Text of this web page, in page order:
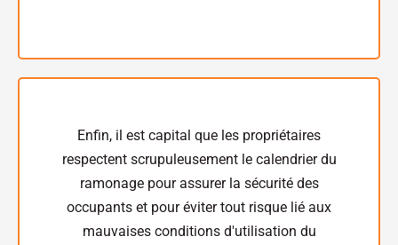
Enfin, il est capital que les propriétaires
respectent scrupuleusement le calendrier du
ramonage pour assurer la sécurité des
occupants et pour éviter tout risque lié aux
mauvaises conditions d'utilisation du